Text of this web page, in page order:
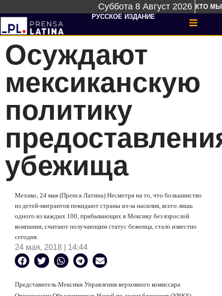
Суббота 8 Август 2026 КТО МЫ
РУССКОЕ ИЗДАНИЕ
Осуждают
мексиканскую
политику
убежища
Мехико, 24 мая (Пренса Латина) Несмотря на то, что большинство
из детей-мигрантов покидают страны из-за насилия, всего лишь
одного из каждых 100, прибывающих в Мексику без взрослой
компании, считают получающим статус беженца, стало известно
сегодня.
24 мая, 2018 | 14:44
Представитель Мексики Управления верховного комиссара